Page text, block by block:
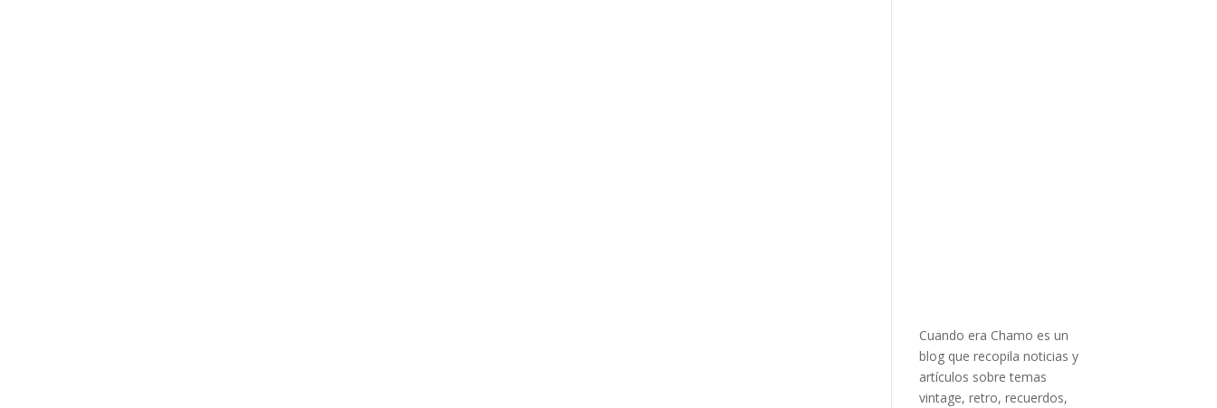
Cuando era Chamo es un
blog que recopila noticias y
artículos sobre temas
vintage, retro, recuerdos,